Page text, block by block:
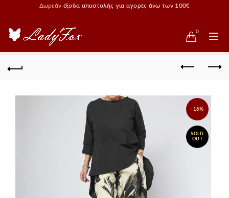
Δωρεάν έξοδα αποστολής για αγορές άνω των 100€
0
-16%
SOLD
OUT